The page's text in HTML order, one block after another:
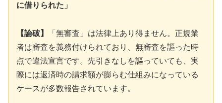
に借りられた」
【論破】
「無審査」は法律上あり得ません。正規業
者は審査を義務付けられており、無審査を謳った時
点で違法宣言です。先引きなしを謳っていても、実
際には返済時の請求額が膨らむ仕組みになっている
ケースが多数報告されています。